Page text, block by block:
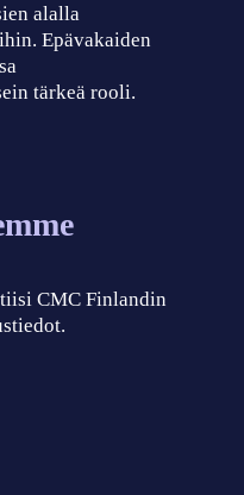
alalla
Epävakaiden
tärkeä rooli.
CMC Finlandin